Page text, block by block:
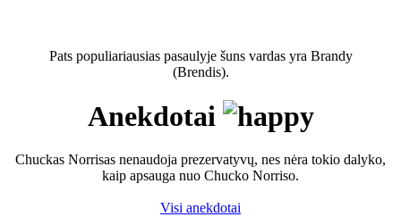
Pats populiariausias pasaulyje šuns vardas yra Brandy
(Brendis).
Anekdotai
Chuckas Norrisas nenaudoja prezervatyvų, nes nėra tokio dalyko,
kaip apsauga nuo Chucko Norriso.
Visi anekdotai